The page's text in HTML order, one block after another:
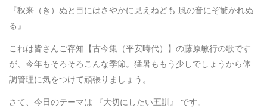
『秋来（き）ぬと目にはさやかに見えねども 風の音にぞ驚かれぬ
る』
これは皆さんご存知【古今集（平安時代）】の藤原敏行の歌です
が、今年もそろそろこんな季節。猛暑ももう少しでしょうから体
調管理に気をつけて頑張りましょう。
さて、今日のテーマは 『大切にしたい五訓』 です。